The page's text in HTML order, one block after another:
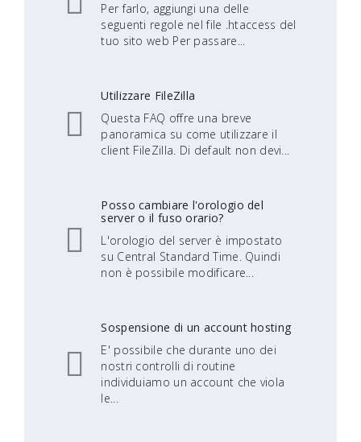
Per farlo, aggiungi una delle
seguenti regole nel file .htaccess del
tuo sito web Per passare...
Utilizzare FileZilla
Questa FAQ offre una breve
panoramica su come utilizzare il
client FileZilla. Di default non devi...
Posso cambiare l'orologio del
server o il fuso orario?
L'orologio del server è impostato
su Central Standard Time. Quindi
non è possibile modificare...
Sospensione di un account hosting
E' possibile che durante uno dei
nostri controlli di routine
individuiamo un account che viola
le...